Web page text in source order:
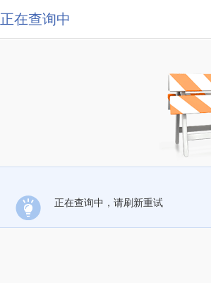
正在查询中
正在查询中，请刷新重试